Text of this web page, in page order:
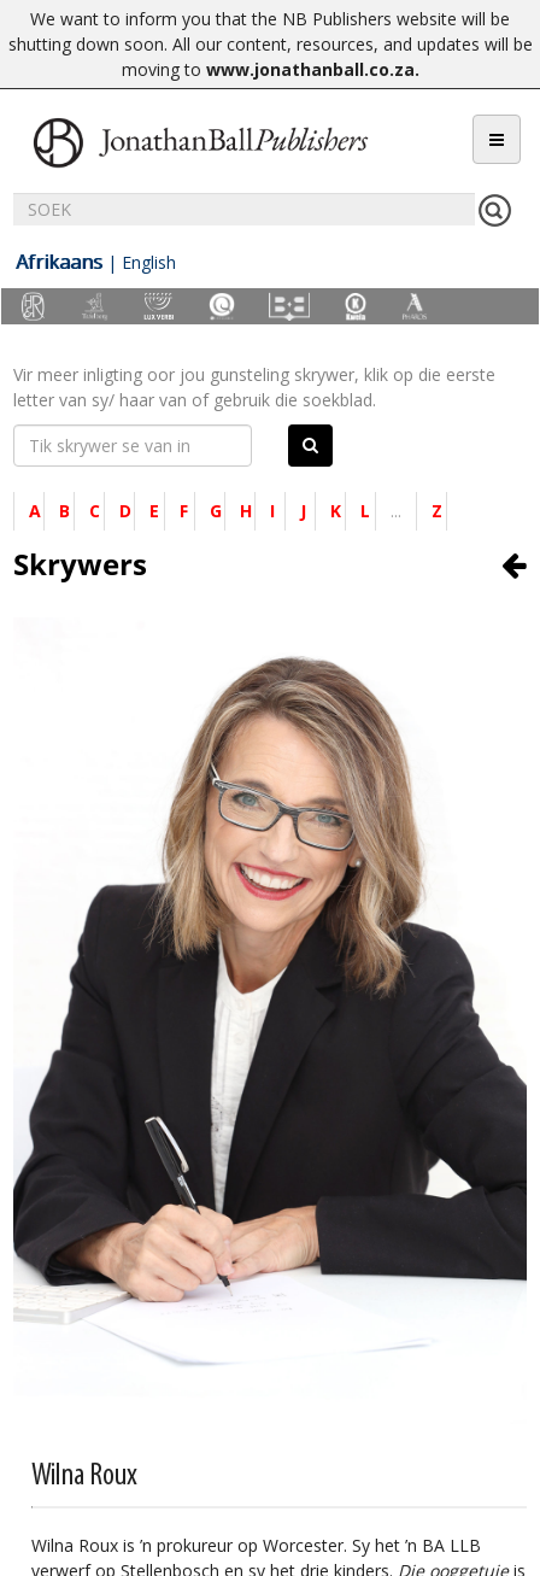
We want to inform you that the NB Publishers website will be
shutting down soon. All our content, resources, and updates will be
moving to www.jonathanball.co.za.
Afrikaans | English
Vir meer inligting oor jou gunsteling skrywer, klik op die eerste
letter van sy/ haar van of gebruik die soekblad.
A B C D E F G H I J K L ... Z
Skrywers
Wilna Roux
Wilna Roux is ’n prokureur op Worcester. Sy het ’n BA LLB
verwerf op Stellenbosch en sy het drie kinders. Die ooggetuieis